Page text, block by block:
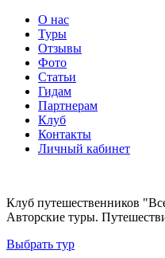
О нас
Туры
Отзывы
Фото
Статьи
Гидам
Партнерам
Клуб
Контакты
Личный кабинет
Клуб путешественников
Авторские туры.
Выбрать тур